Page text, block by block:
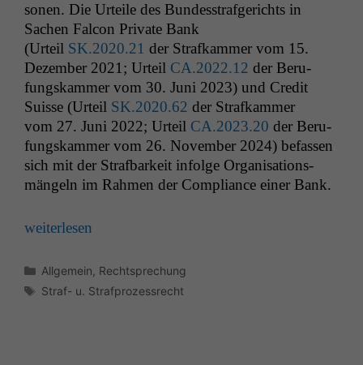
so­n­en. Die Urteile des Bun­desstrafgerichts in
Sachen Fal­con Pri­vate Bank
(Urteil SK.2020.21 der Strafkam­mer vom 15.
Dezem­ber 2021; Urteil CA.2022.12 der Beru­
fungskam­mer vom 30. Juni 2023) und Cred­it
Suisse (Urteil SK.2020.62 der Strafkam­mer
vom 27. Juni 2022; Urteil CA.2023.20 der Beru­
fungskam­mer vom 26. Novem­ber 2024) befassen
sich mit der Straf­barkeit infolge Organ­i­sa­tion­s­
män­geln im Rah­men der Com­pli­ance ein­er Bank.
weit­er­lesen
Kategorien
Allgemein Rechtsprechung
Schlagwörter
Straf- u. Strafprozessrecht
Notwendige
Cookies
Diese
Cookies sind
nicht
optional, es
braucht sie,
damit die
Website
korrekt